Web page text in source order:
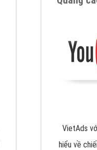
VietAds
hiểu về